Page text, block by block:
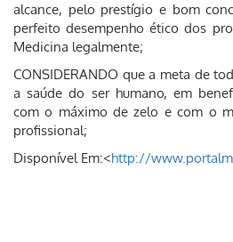
alcance, pelo prestígio e bom
perfeito desempenho ético dos
Medicina legalmente;
CONSIDERANDO que a meta de
a saúde do ser humano, em
com o máximo de zelo e com o
profissional;
Disponível Em:<http://